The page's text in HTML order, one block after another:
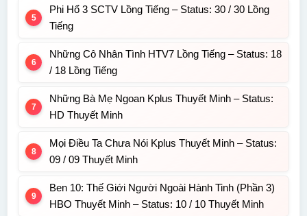
Phi Hổ 3 SCTV Lồng Tiếng – Status: 30 / 30 Lồng
Tiếng
Những Cô Nhân Tình HTV7 Lồng Tiếng – Status: 18
/ 18 Lồng Tiếng
Những Bà Mẹ Ngoan Kplus Thuyết Minh – Status:
HD Thuyết Minh
Mọi Điều Ta Chưa Nói Kplus Thuyết Minh – Status:
09 / 09 Thuyết Minh
Ben 10: Thế Giới Người Ngoài Hành Tinh (Phần 3)
HBO Thuyết Minh – Status: 10 / 10 Thuyết Minh